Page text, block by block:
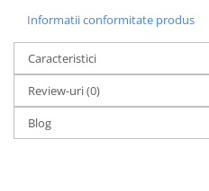
Cauciuc Trotineta Electrica
Incarcator Trotineta Electrica
Controller Trotineta Electrica
Acceleratie Trotineta Electrica
Display/Ecran Trotineta Electrica
Informatii conformitate produs
Caracteristici
Review-uri(0)
Blog